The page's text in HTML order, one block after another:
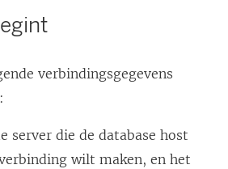
verbindingsgegevens
server die de database host
wilt maken, en het